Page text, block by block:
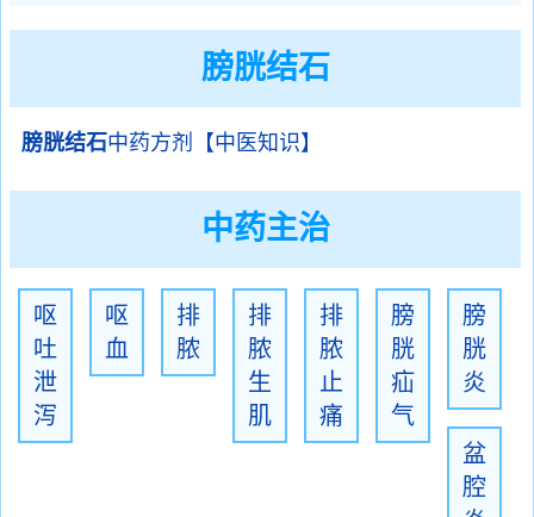
膀胱结石
膀胱结石中药方剂【中医知识】
中药主治
呕
吐
泄
泻
呕
血
排
脓
排
脓
生
肌
排
脓
止
痛
膀
胱
疝
气
膀
胱
炎
盆
腔